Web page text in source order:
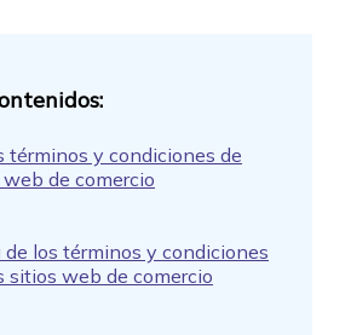
términos y condiciones de
de comercio
los términos y condiciones
sitios web de comercio